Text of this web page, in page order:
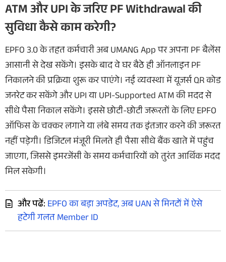
ATM और UPI के जरिए PF Withdrawal की
सुविधा कैसे काम करेगी?
EPFO 3.0 के तहत कर्मचारी अब UMANG App पर अपना PF बैलेंस
आसानी से देख सकेंगे। इसके बाद वे घर बैठे ही ऑनलाइन PF
निकालने की प्रक्रिया शुरू कर पाएंगे। नई व्यवस्था में यूजर्स QR कोड
जनरेट कर सकेंगे और UPI या UPI-Supported ATM की मदद से
सीधे पैसा निकाल सकेंगे। इससे छोटी-छोटी जरूरतों के लिए EPFO
ऑफिस के चक्कर लगाने या लंबे समय तक इंतजार करने की जरूरत
नहीं पड़ेगी। डिजिटल मंजूरी मिलते ही पैसा सीधे बैंक खाते में पहुंच
जाएगा, जिससे इमरजेंसी के समय कर्मचारियों को तुरंत आर्थिक मदद
मिल सकेगी।
और पढें: EPFO का बड़ा अपडेट, अब UAN से मिनटों में ऐसे
हटेगी गलत Member ID